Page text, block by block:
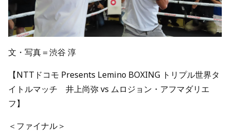
文・写真＝渋谷 淳
【NTTドコモ Presents Lemino BOXING トリプル世界タ
イトルマッチ 井上尚弥 vs ムロジョン・アフマダリエ
フ】
＜ファイナル＞